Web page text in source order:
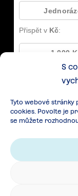
S
Tyto webové stránky
cookies. Povolte je
se můžete